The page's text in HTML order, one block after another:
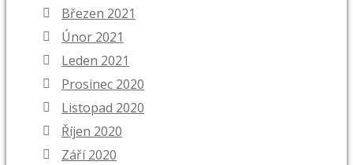
Březen 2021
Únor 2021
Leden 2021
Prosinec 2020
Listopad 2020
Říjen 2020
Září 2020